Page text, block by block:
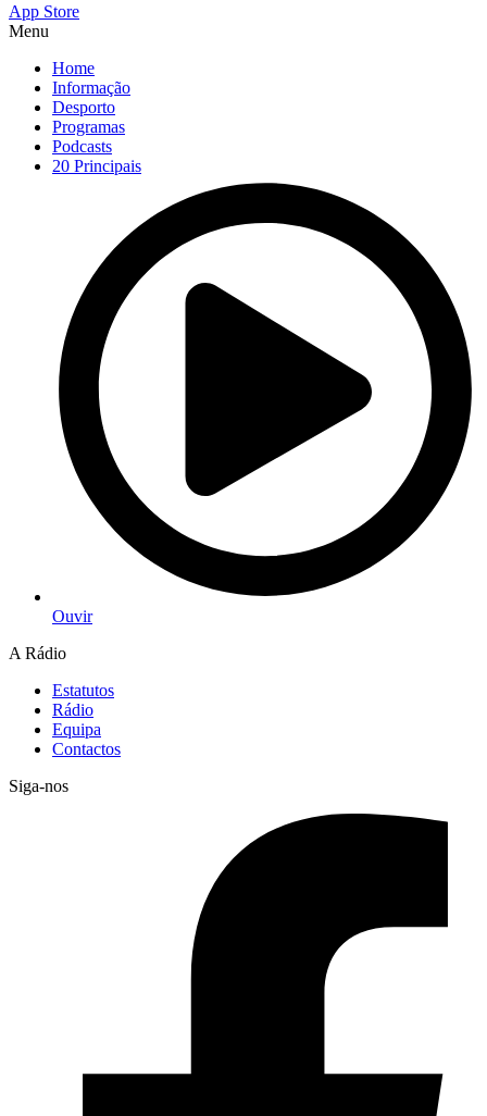
App Store
Menu
Home
Informação
Desporto
Programas
Podcasts
20 Principais
Ouvir
A Rádio
Estatutos
Rádio
Equipa
Contactos
Siga-nos